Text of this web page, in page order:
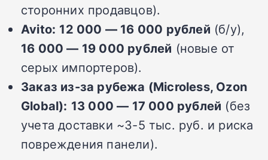
сторонних продавцов).
Avito: 12 000 — 16 000 рублей (б/у),
16 000 — 19 000 рублей (новые от
серых импортеров).
Заказ из-за рубежа (Microless, Ozon
Global): 13 000 — 17 000 рублей (без
учета доставки ~3-5 тыс. руб. и риска
повреждения панели).